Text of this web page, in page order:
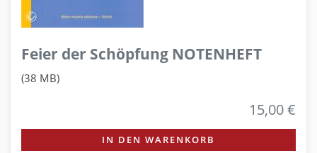
Feier der Schöpfung NOTENHEFT
(38 MB)
15,00 €
IN DEN WARENKORB